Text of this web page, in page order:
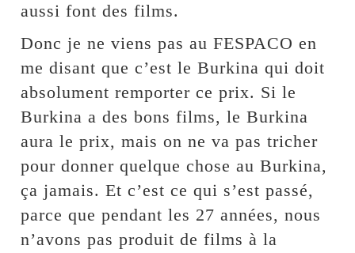
aussi font des films.
Donc je ne viens pas au FESPACO en
me disant que c’est le Burkina qui doit
absolument remporter ce prix. Si le
Burkina a des bons films, le Burkina
aura le prix, mais on ne va pas tricher
pour donner quelque chose au Burkina,
ça jamais. Et c’est ce qui s’est passé,
parce que pendant les 27 années, nous
n’avons pas produit de films à la